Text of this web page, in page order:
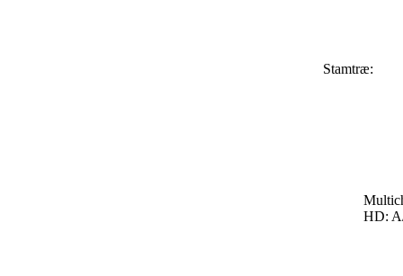
Stamtræ:
HD: